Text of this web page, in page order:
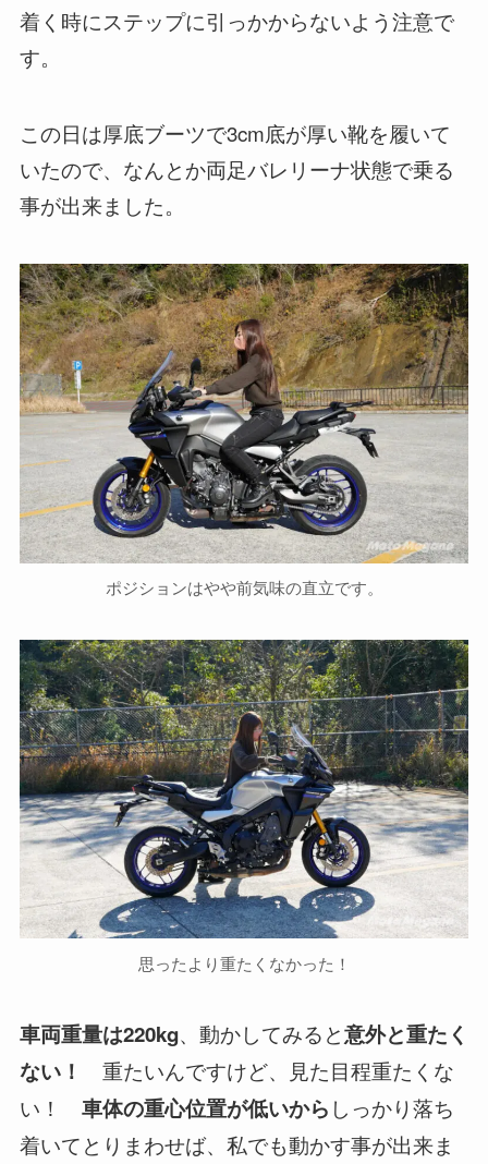
着く時にステップに引っかからないよう注意で
す。
この日は厚底ブーツで3cm底が厚い靴を履いて
いたので、なんとか両足バレリーナ状態で乗る
事が出来ました。
ポジションはやや前気味の直立です。
思ったより重たくなかった！
車両重量は220kg、動かしてみると意外と重たく
ない！
重たいんですけど、見た目程重たくな
い！ 車体の重心位置が低いから しっかり落ち
着いてとりまわせば、私でも動かす事が出来ま